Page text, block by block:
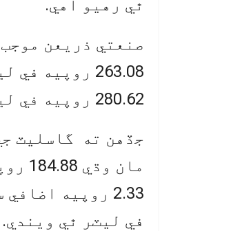
ٿي رهيو آهي.
280.62 روپيه في ليٽر ٿي ويندي.
في ليٽر ٿي ويندي.